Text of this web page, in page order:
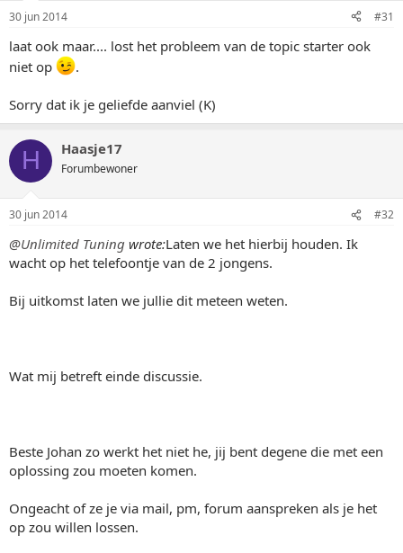
30 jun 2014 #31
laat ook maar.... lost het probleem van de topic starter ook
niet op
.
Sorry dat ik je geliefde aanviel (K)
H Haasje17
Forumbewoner
30 jun 2014 #32
@Unlimited Tuning wrote:Laten we het hierbij houden. Ik
wacht op het telefoontje van de 2 jongens.
Bij uitkomst laten we jullie dit meteen weten.
Wat mij betreft einde discussie.
Beste Johan zo werkt het niet he, jij bent degene die met een
oplossing zou moeten komen.
Ongeacht of ze je via mail, pm, forum aanspreken als je het
op zou willen lossen.